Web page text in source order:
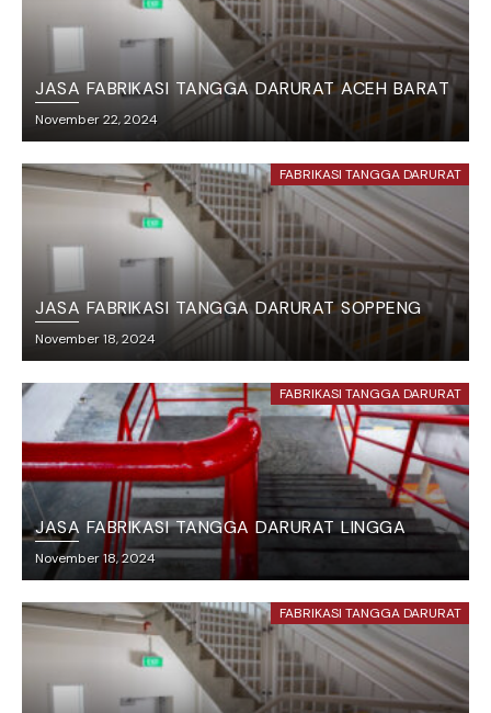
JASA FABRIKASI TANGGA DARURAT ACEH BARAT
November 22, 2024
FABRIKASI TANGGA DARURAT
JASA FABRIKASI TANGGA DARURAT SOPPENG
November 18, 2024
FABRIKASI TANGGA DARURAT
JASA FABRIKASI TANGGA DARURAT LINGGA
November 18, 2024
FABRIKASI TANGGA DARURAT